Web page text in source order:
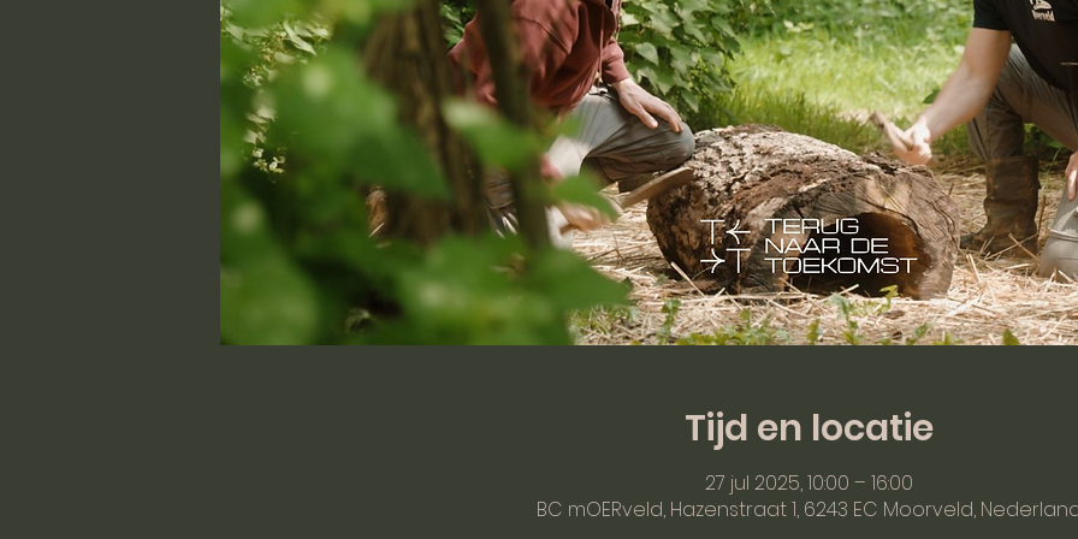
Tijd en locatie
27 jul 2025, 10:00 – 16:00
BC mOERveld, Hazenstraat 1, 6243 EC Moorveld,